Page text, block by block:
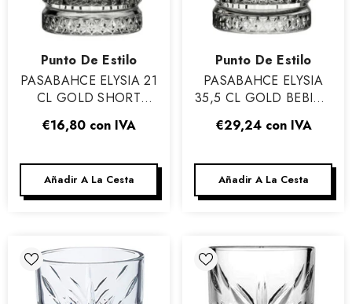
Vendor:
Punto De Estilo
PASABAHCE ELYSIA 21
CL GOLD SHORT
€16,80 con IVA
Añadir A La Cesta
Vendor:
Punto De Estilo
PASABAHCE ELYSIA
35,5 CL GOLD BEBIDA
€29,24 con IVA
Añadir A La Cesta